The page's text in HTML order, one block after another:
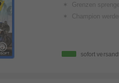
Grenzen sprengen und berühmte Orte in einem neuen Licht sehen: Ob der Spieler über den Wolken der schneebedeckten Rockies herfliegen, in den Hinterhöfen von New York City die Reifen quietschen lassen oder einfach nur jede Ecke des Grand
Champion
sofort